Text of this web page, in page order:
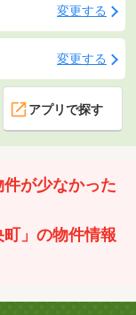
変更する
変更する
アプリで探す
が少なかった
」の物件情報